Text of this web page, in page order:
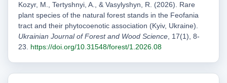
Kozyr, M., Tertyshnyi, A., & Vasylyshyn, R. (2026). Rare
plant species of the natural forest stands in the Feofania
tract and their phytocoenotic association (Kyiv, Ukraine).
Ukrainian Journal of Forest and Wood Science, 17(1), 8-
23. https://doi.org/10.31548/forest/1.2026.08